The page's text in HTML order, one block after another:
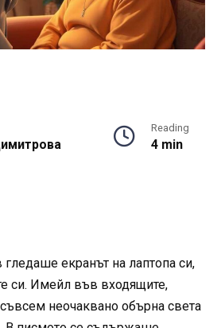
Reading
4 min
екранът на лаптопа си,
си. Имейл във входящите,
неочаквано обърна света